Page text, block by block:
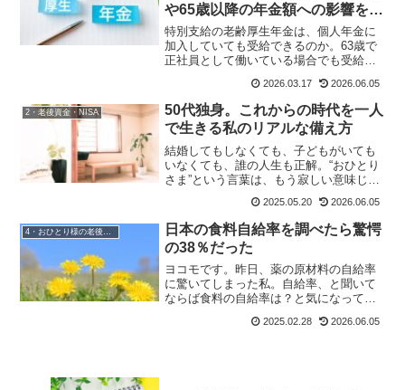
や65歳以降の年金額への影響を解
説
特別支給の老齢厚生年金は、個人年金に
加入していても受給できるのか。63歳で
正社員として働いている場合でも受給で
のかを、Q&A形式でわかりやすく解説し
ます。
2026.03.17 2026.06.05
2・老後資金・NISA
50代独身。これからの時代を一人
で生きる私のリアルな備え方
結婚してもしなくても、子どもがいても
いなくても、誰の人生も正解。“おひとり
さま”という言葉は、もう寂しい意味じゃ
誇れる言葉に変えていける時代だと思
う、ヨコモの考え方をお伝えします。
2025.05.20 2026.06.05
日本の食料自給率を調べたら驚愕
の38％だった
ヨコモです。昨日、薬の原材料の自給率
に驚いてしまった私。自給率、と聞いて
ならば食料の自給率は？と気になって調
の38％食料自給率が高い国には、カナ
2025.02.28 2026.06.05